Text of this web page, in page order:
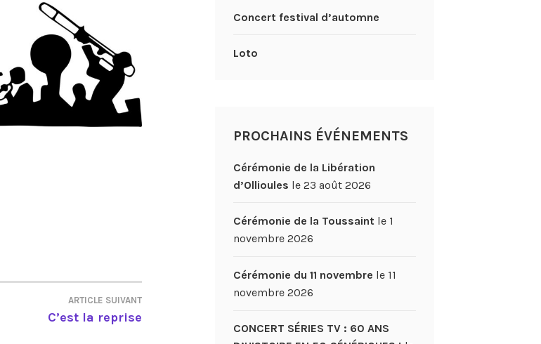
ARTICLE SUIVANT
C’est la reprise
Concert festival d’automne
Loto
PROCHAINS ÉVÉNEMENTS
Cérémonie de la Libération
d’Ollioules le 23 août 2026
Cérémonie de la Toussaintle 1
novembre 2026
Cérémonie du 11 novembre le 11
novembre 2026
CONCERT SÉRIES TV : 60 ANS